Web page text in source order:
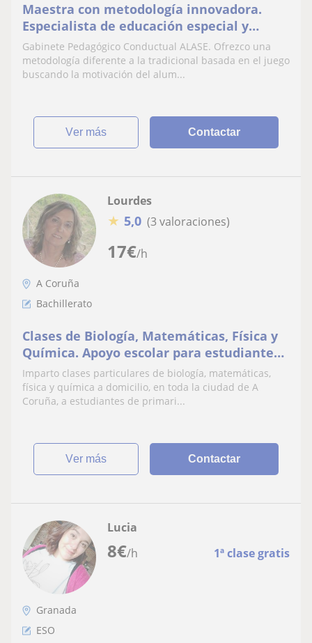
Maestra con metodología innovadora.
Especialista de educación especial y
atención temprana
Gabinete Pedagógico Conductual ALASE. Ofrezco una
metodología diferente a la tradicional basada en el juego
buscando la motivación del alum...
ver más Contactar
17€/h
Lourdes
★ 5,0 (3 valoraciones)
A Coruña
Bachillerato
Clases de Biología, Matemáticas, Física y
Química. Apoyo escolar para estudiantes
de primaria, ESO y bachillerato
Imparto clases particulares de biología, matemáticas,
física y química a domicilio, en toda la ciudad de A
Coruña, a estudiantes de primari...
ver más Contactar
8€/h 1ª clase gratis
Lucia
Granada
ESO